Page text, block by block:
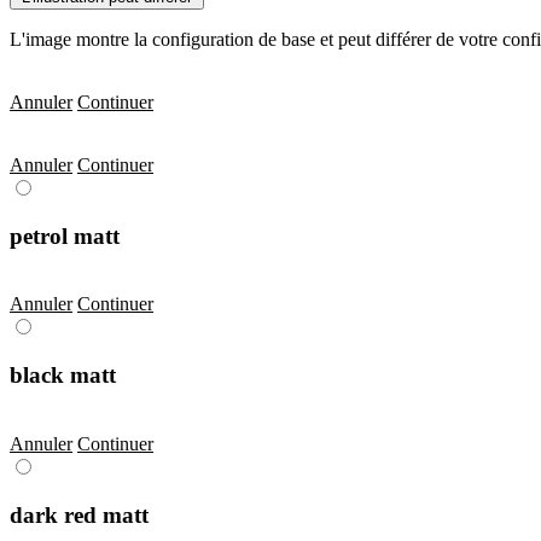
L'image montre la configuration de base et peut différer de votre
Annuler Continuer
Annuler Continuer
petrol matt
Annuler Continuer
black matt
Annuler Continuer
dark red matt